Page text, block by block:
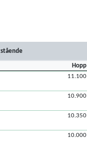
Hopp
11.100
10.900
10.350
10.000